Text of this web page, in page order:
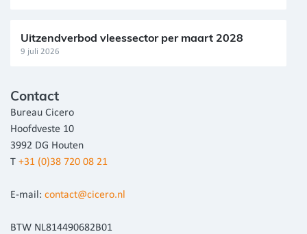
Uitzendverbod vleessector per maart 2028
9 juli 2026
Contact
Bureau Cicero
Hoofdveste 10
3992 DG Houten
T +31 (0)38 720 08 21
E-mail: contact@cicero.nl
BTW NL814490682B01